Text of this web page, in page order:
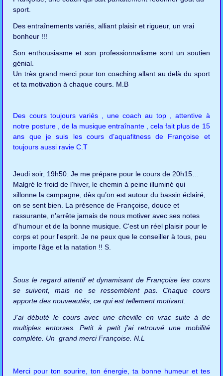
sport.
Des entraînements variés, alliant plaisir et rigueur, un vrai
bonheur !!!
Son enthousiasme et son professionnalisme sont un soutien
génial.
Un très grand merci pour ton coaching allant au delà du sport
et ta motivation à chaque cours. M.B
Des cours toujours variés , une coach au top , attentive à
notre posture , de la musique entraînante , cela fait plus de 15
ans que je suis les cours d’aquafitness de Françoise et
toujours aussi ravie C.T
Jeudi soir, 19h50. Je me prépare pour le cours de 20h15…
Malgré le froid de l’hiver, le chemin à peine illuminé qui
sillonne la campagne, dès qu’on est autour du bassin éclairé,
on se sent bien. La présence de Françoise, douce et
rassurante, n'arrête jamais de nous motiver avec ses notes
d’humour et de la bonne musique. C'est un réel plaisir pour le
corps et pour l'esprit. Je ne peux que le conseiller à tous, peu
importe l'âge et la natation !! S.
Sous le regard attentif et dynamisant de Françoise les cours
se suivent, mais ne se ressemblent pas. Chaque cours
apporte des nouveautés, ce qui est tellement motivant.
J’ai débuté le cours avec une cheville en vrac suite à de
multiples entorses. Petit à petit j’ai retrouvé une mobilité
complète. Un grand merci Françoise. N.L
Merci pour ton sourire, ton énergie, ta bonne humeur et tes